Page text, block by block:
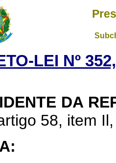
LEI Nº
DA
58, item